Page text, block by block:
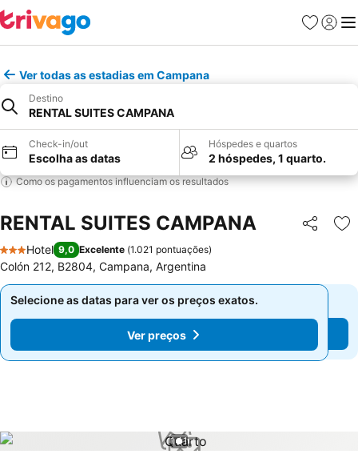
Favoritos
Iniciar
Ver todas as estadias em Campana
Destino
RENTAL SUITES CAMPANA
Check-in/out
Escolha as datas
Hóspedes e quartos
2 hóspedes, 1 quarto.
Como os pagamentos influenciam os resultados
RENTAL SUITES CAMPANA Partilhar
3 Estrelas
Hotel 9,0 Excelente (1.021 pontuações)
Colón 212, B2804, Campana, Argentina
Selecione as datas para ver os preços exatos.
Ver preços
Selecione as datas para ver os preços exatos.
Ver preços
1 / 1